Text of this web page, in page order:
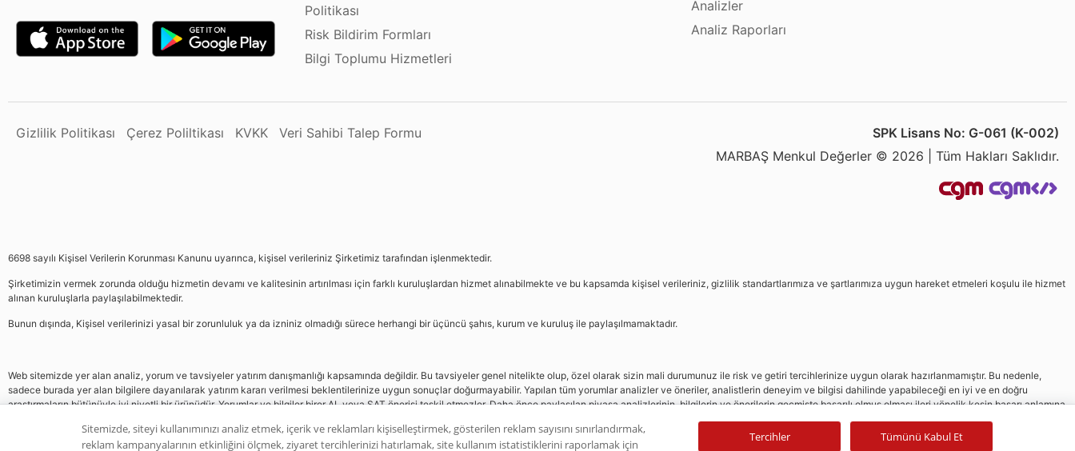
Politikası
Risk Bildirim Formları
Bilgi Toplumu Hizmetleri
Analizler
Analiz Raporları
Gizlilik Politikası Çerez Poliltikası KVKK Veri Sahibi Talep Formu
SPK Lisans No: G-061 (K-002)
MARBAŞ Menkul Değerler © 2026 | Tüm Hakları Saklıdır.
6698 sayılı Kişisel Verilerin Korunması Kanunu uyarınca, kişisel verileriniz Şirketimiz tarafından işlenmektedir.
Şirketimizin vermek zorunda olduğu hizmetin devamı ve kalitesinin artırılması için farklı kuruluşlardan hizmet alınabilmekte ve bu kapsamda kişisel verileriniz, gizlilik standartlarımıza ve şartlarımıza uygun hareket etmeleri koşulu ile hizmet
alınan kuruluşlarla paylaşılabilmektedir.
Bunun dışında, Kişisel verilerinizi yasal bir zorunluluk ya da izniniz olmadığı sürece herhangi bir üçüncü şahıs, kurum ve kuruluş ile paylaşılmamaktadır.
Web sitemizde yer alan analiz, yorum ve tavsiyeler yatırım danışmanlığı kapsamında değildir. Bu tavsiyeler genel nitelikte olup, özel olarak sizin mali durumunuz ile risk ve getiri tercihlerinize uygun olarak hazırlanmamıştır. Bu nedenle,
sadece burada yer alan bilgilere dayanılarak yatırım kararı verilmesi beklentilerinize uygun sonuçlar doğurmayabilir. Yapılan tüm yorumlar analizler ve öneriler, analistlerin deneyim ve bilgisi dahilinde yapabileceği en iyi ve en doğru
araştırmaların bütünüyle iyi niyetli bir ürünüdür. Yorumlar ve bilgiler birer AL veya SAT önerisi teşkil etmezler. Daha önce paylaşılan piyasa analizlerinin, bilgilerin ve önerilerin geçmişte başarılı olmuş olması ileri yönelik kesin başarı anlamına
Sitemizde, siteyi kullanımınızı analiz etmek, içerik ve reklamları kişiselleştirmek, gösterilen reklam sayısını sınırlandırmak,
reklam kampanyalarının etkinliğini ölçmek, ziyaret tercihlerinizi hatırlamak, site kullanım istatistiklerini raporlamak için
Tercihler Tümünü Kabul Et